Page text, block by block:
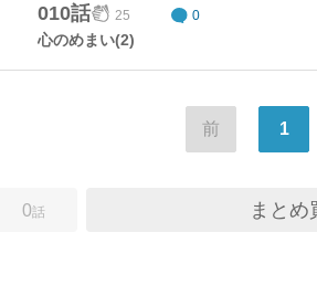
010話 25 0
心のめまい(2)
前 1
0話 まと